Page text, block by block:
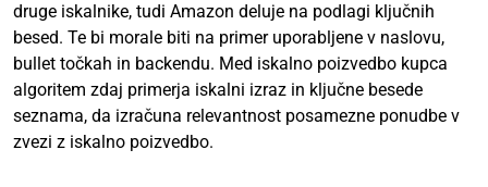
druge iskalnike, tudi Amazon deluje na podlagi ključnih
besed. Te bi morale biti na primer uporabljene v naslovu,
bullet točkah in backendu. Med iskalno poizvedbo kupca
algoritem zdaj primerja iskalni izraz in ključne besede
seznama, da izračuna relevantnost posamezne ponudbe v
zvezi z iskalno poizvedbo.